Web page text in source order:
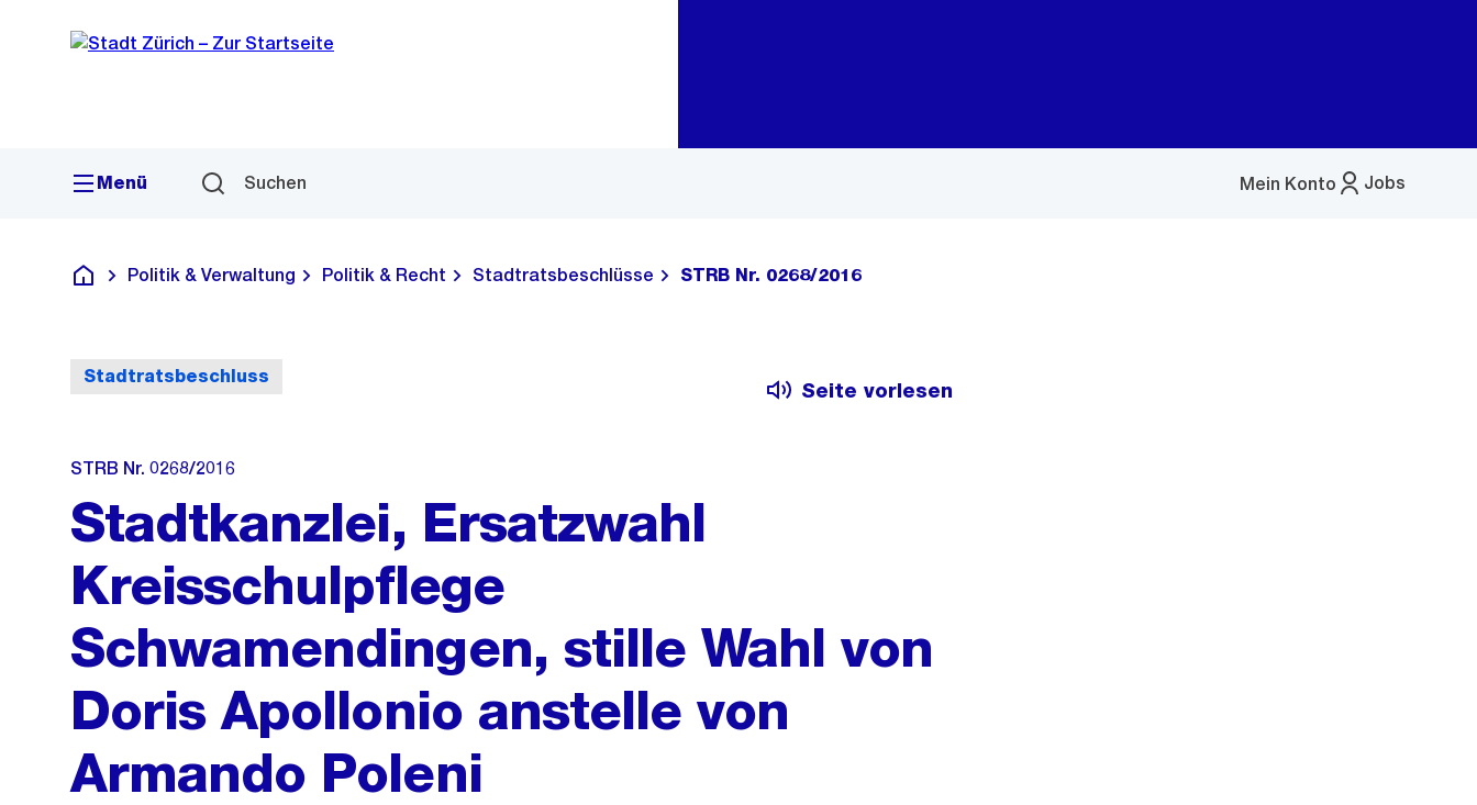
Navigation
Sprunglink
Menü Suchen Jobs
Mein Konto
Menü
Deutsch
Politik & Verwaltung Politik & Recht Stadtratsbeschlüsse STRB Nr. 0268/2016
Stadtratsbeschluss
Seite vorlesen
STRB Nr. 0268/2016
Stadtkanzlei, Ersatzwahl
Kreisschulpflege
Schwamendingen, stille Wahl von
Doris Apollonio anstelle von
Armando Poleni